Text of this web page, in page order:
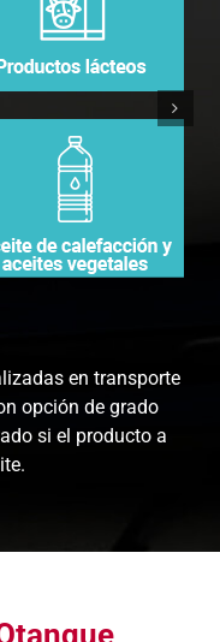
en transporte
opción de grado
si el producto a